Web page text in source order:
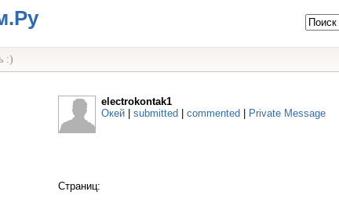
:)
electrokontak1
Окей
submitted commented Private Message
Страниц: